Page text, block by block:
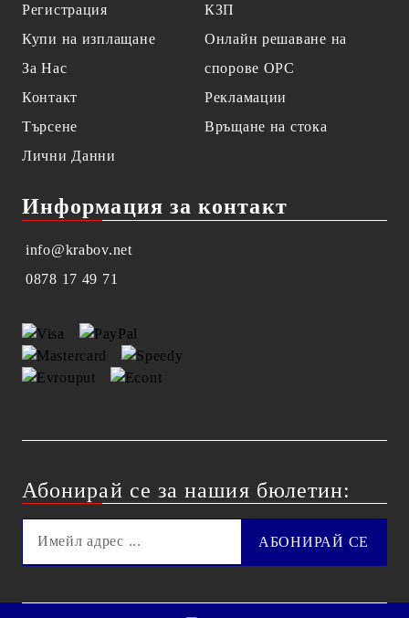
Регистрация
Купи на изплащане
За Нас
Контакт
Търсене
Лични Данни
КЗП
Онлайн решаване на
спорове OPC
Рекламации
Връщане на стока
Информация за контакт
info@krabov.net
0878 17 49 71
Абонирай се за нашия бюлетин: